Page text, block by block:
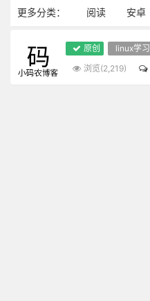
更多分类： 阅读 安卓
原创 linux学习
浏览(2,219)